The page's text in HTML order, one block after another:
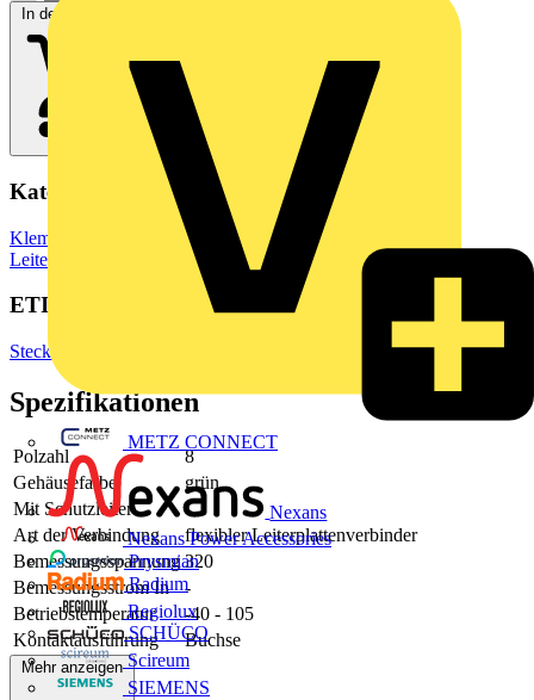
METZ CONNECT
Nexans
Nexans Power Accessories
Prysmian
Radium
Regiolux
SCHÜCO
Scireum
SIEMENS
In den Warenkorb
Kategorien
Klemmen, Steckverbinder & Verbindungselemente
Leiterplattensteckverbinder
ETIM Group
Steckverbinder
Spezifikationen
Polzahl
8
Gehäusefarbe
grün
Mit Schutzleiter
-
Art der Verbindung
flexibler Leiterplattenverbinder
Bemessungsspannung 320
Bemessungsstrom In
-
Betriebstemperatur
-40 - 105
Kontaktausführung
Buchse
Mehr anzeigen